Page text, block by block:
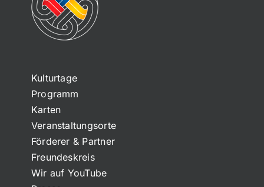
Kulturtage
Programm
Karten
Veranstaltungsorte
Förderer & Partner
Freundeskreis
Wir auf YouTube